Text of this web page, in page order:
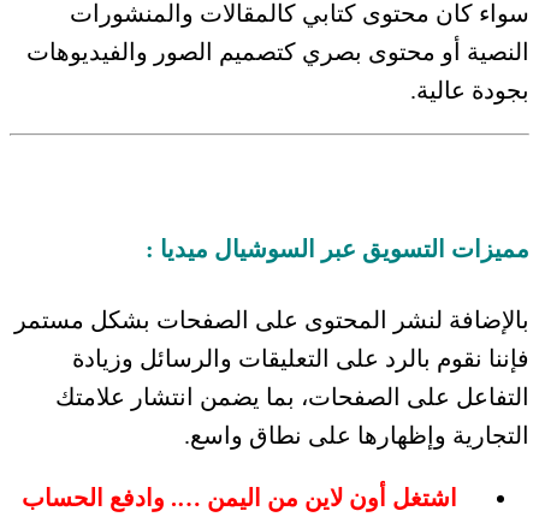
سواء كان محتوى كتابي كالمقالات والمنشورات
النصية أو محتوى بصري كتصميم الصور والفيديوهات
بجودة عالية.
مميزات التسويق عبر السوشيال ميديا :
بالإضافة لنشر المحتوى على الصفحات بشكل مستمر
فإننا نقوم بالرد على التعليقات والرسائل وزيادة
التفاعل على الصفحات، بما يضمن انتشار علامتك
التجارية وإظهارها على نطاق واسع.
اشتغل أون لاين من اليمن …. وادفع الحساب